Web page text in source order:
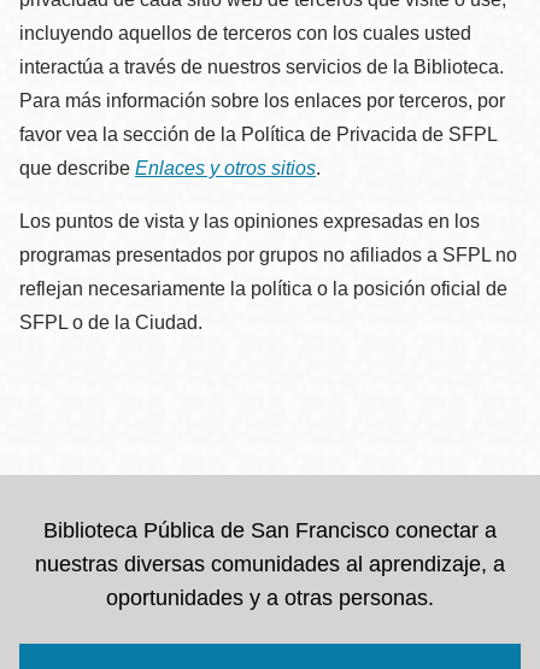
incluyendo aquellos de terceros con los cuales usted
interactúa a través de nuestros servicios de la Biblioteca.
Para más información sobre los enlaces por terceros, por
favor vea la sección de la Política de Privacida de SFPL
que describe Enlaces y otros sitios.
Los puntos de vista y las opiniones expresadas en los
programas presentados por grupos no afiliados a SFPL no
reflejan necesariamente la política o la posición oficial de
SFPL o de la Ciudad.
Biblioteca Pública de San Francisco conectar a
nuestras diversas comunidades al aprendizaje, a
oportunidades y a otras personas.